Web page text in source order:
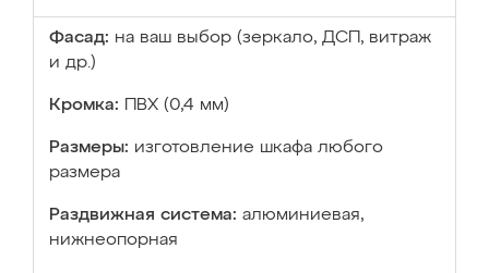
Фасад: на ваш выбор (зеркало, ДСП, витраж
и др.)
Кромка: ПВХ (0,4 мм)
Размеры: изготовление шкафа любого
размера
Раздвижная система: алюминиевая,
нижнеопорная